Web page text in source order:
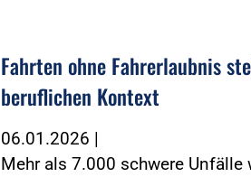
Fahrten ohne Fahrerlaubnis
beruflichen Kontext
06.01.2026 |
Mehr als 7.000 schwere Unfälle